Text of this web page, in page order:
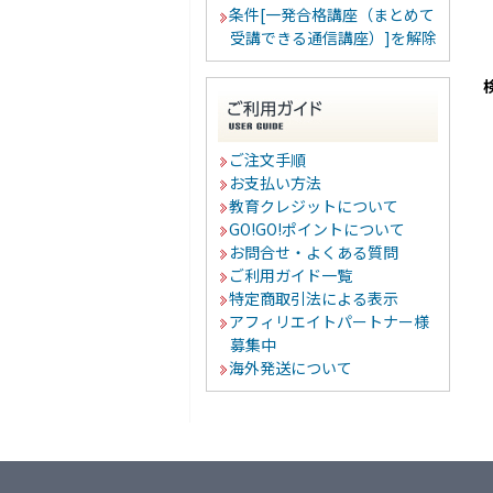
条件[一発合格講座（まとめて
受講できる通信講座）]を解除
ご注文手順
お支払い方法
教育クレジットについて
GO!GO!ポイントについて
お問合せ・よくある質問
ご利用ガイド一覧
特定商取引法による表示
アフィリエイトパートナー様
募集中
海外発送について